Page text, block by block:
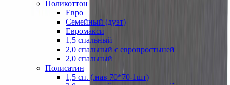
Поликоттон
Евро
Семейный (дуэт)
Евромакси
1,5 спальный
2,0 спальный с европростыней
2,0 спальный
Полисатин
1,5 сп. (.нав 70*70-1шт)